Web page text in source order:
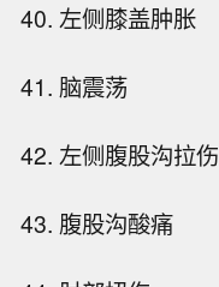
40. 左侧膝盖肿胀
41. 脑震荡
42. 左侧腹股沟拉伤
43. 腹股沟酸痛